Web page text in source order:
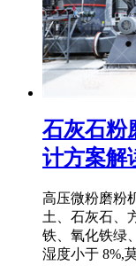
石灰石粉
计方案解
高压微粉磨粉
土、石灰石、
铁、氧化铁绿
湿度小于 8%,